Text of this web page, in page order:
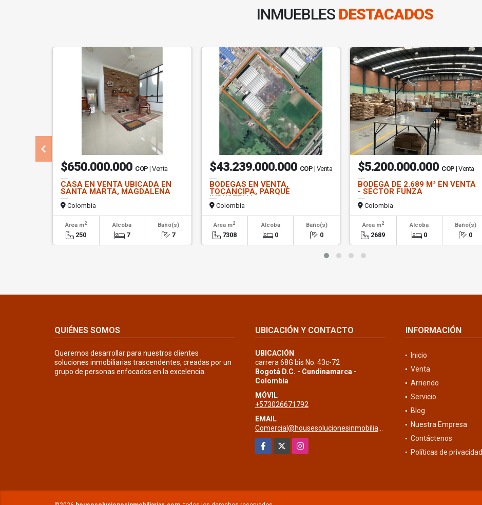
INMUEBLES DESTACADOS
$650.000.000 COP | Venta
CASA EN VENTA UBICADA EN
SANTA MARTA, MAGDALENA
Colombia
Área m2
250
Alcoba
7
Baño(s)
7
$43.239.000.000 COP | Venta
BODEGAS EN VENTA,
TOCANCIPA, PARQUE
INDUSTRIAL
Colombia
Área m2
7308
Alcoba
0
Baño(s)
0
$5.200.000.000 COP | Venta
BODEGA DE 2.689 M² EN VENTA
- SECTOR FUNZA
Colombia
Área m2
2689
Alcoba
0
Baño(s)
0
QUIÉNES SOMOS
Queremos desarrollar para nuestros clientes
soluciones inmobiliarias trascendentes, creadas por un
grupo de personas enfocados en la excelencia.
UBICACIÓN Y CONTACTO
UBICACIÓN
carrera 68G bis No. 43c-72
Bogotá D.C. - Cundinamarca -
Colombia
MÓVIL
+573026671792
EMAIL
Comercial@housesolucionesinmobiliarias.com
Facebook
Instagram
INFORMACIÓN
Inicio
Venta
Arriendo
Servicio
Blog
Nuestra Empresa
Contáctenos
Políticas de privacidad